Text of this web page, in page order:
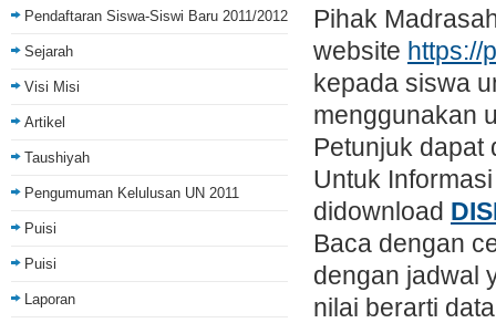
Pendaftaran Siswa-Siswi Baru 2011/2012
Sejarah
Visi Misi
Artikel
Taushiyah
Pengumuman Kelulusan UN 2011
Puisi
Puisi
Laporan
Pihak
website https://
kepada siswa
menggunakan
Petunjuk
Untuk
didownload
Baca dengan
dengan jadwal
nilai berarti